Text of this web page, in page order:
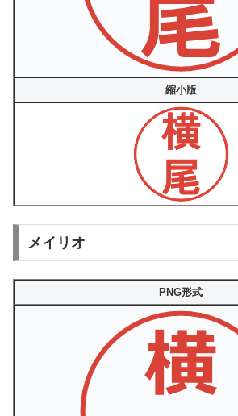
縮小版
メイリオ
PNG形式